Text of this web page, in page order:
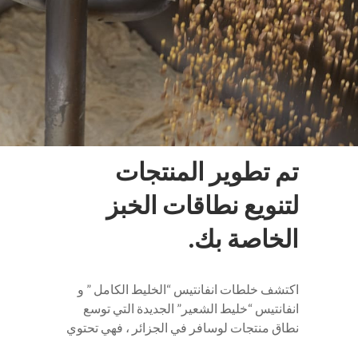
تم تطوير المنتجات
لتنويع نطاقات الخبز
الخاصة بك.
اكتشف خلطات انفانتيس “الخليط الكامل ” و
انفانتيس “خليط الشعير” الجديدة التي توسع
نطاق منتجات لوسافر في الجزائر ، فهي تحتوي